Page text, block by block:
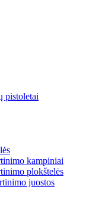
pistoletai
kampiniai
plokštelės
juostos